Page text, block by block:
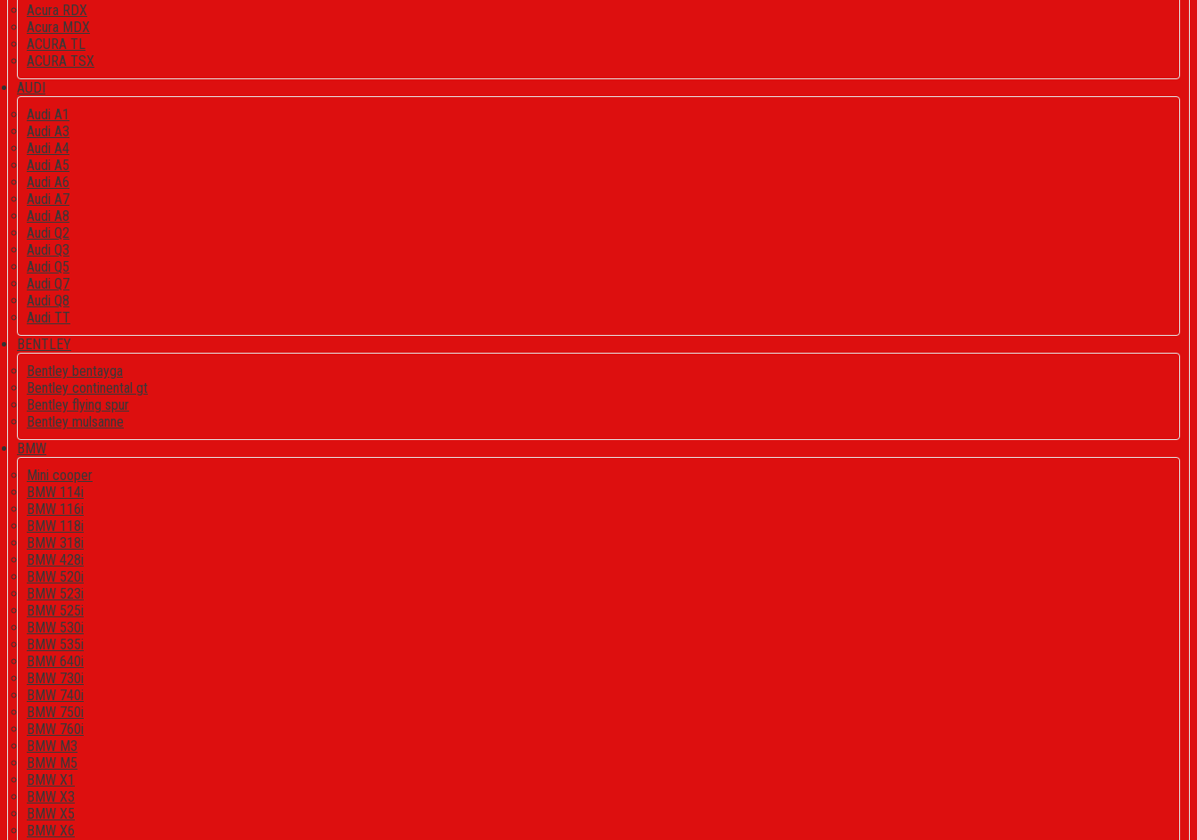
Acura RDX
Acura MDX
ACURA TL
ACURA TSX
AUDI
Audi A1
Audi A3
Audi A4
Audi A5
Audi A6
Audi A7
Audi A8
Audi Q2
Audi Q3
Audi Q5
Audi Q7
Audi Q8
Audi TT
BENTLEY
Bentley bentayga
Bentley continental gt
Bentley flying spur
Bentley mulsanne
BMW
Mini cooper
BMW 114i
BMW 116i
BMW 118i
BMW 318i
BMW 428i
BMW 520i
BMW 523i
BMW 525i
BMW 530i
BMW 535i
BMW 640i
BMW 730i
BMW 740i
BMW 750i
BMW 760i
BMW M3
BMW M5
BMW X1
BMW X3
BMW X5
BMW X6